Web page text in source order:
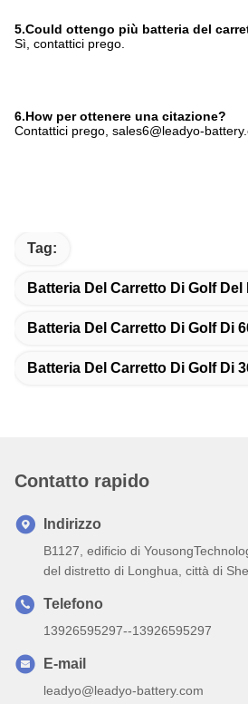
5.Could ottengo più batteria del
Sì, contattici prego.
6.How per ottenere una citazione?
Contattici prego, sales6@leadyo-
Tag:
Batteria Del Carretto Di Golf Del
Batteria Del Carretto Di Golf Di
Batteria Del Carretto Di Golf Di
Contatto rapido
Indirizzo
B1127, edificio di
del distretto di Longhua, città di
Telefono
13926595297--13926595297
E-mail
leadyo@leadyo-battery.com